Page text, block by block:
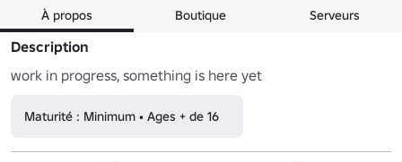
À propos Boutique Serveurs
Description
work in progress, something is here yet
Maturité : Minimum • Ages + de 16